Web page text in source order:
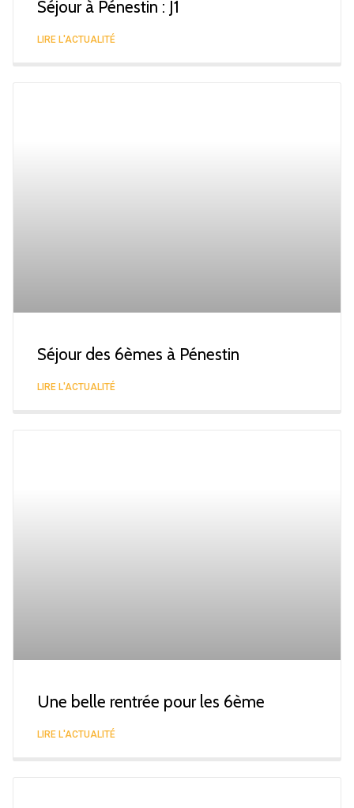
Séjour à Pénestin : J1
LIRE L'ACTUALITÉ
Séjour des 6èmes à Pénestin
LIRE L'ACTUALITÉ
Une belle rentrée pour les 6ème
LIRE L'ACTUALITÉ